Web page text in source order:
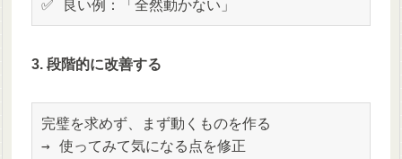
✅ 良い例：「全然動かない」
3. 段階的に改善する
完璧を求めず、まず動くものを作る
→ 使ってみて気になる点を修正